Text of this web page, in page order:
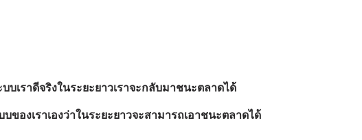
บเราดีจริงในระยะยาวเราจะกลับมาชนะตลาดได้
ของเราเองว่าในระยะยาวจะสามารถเอาชนะตลาดได้